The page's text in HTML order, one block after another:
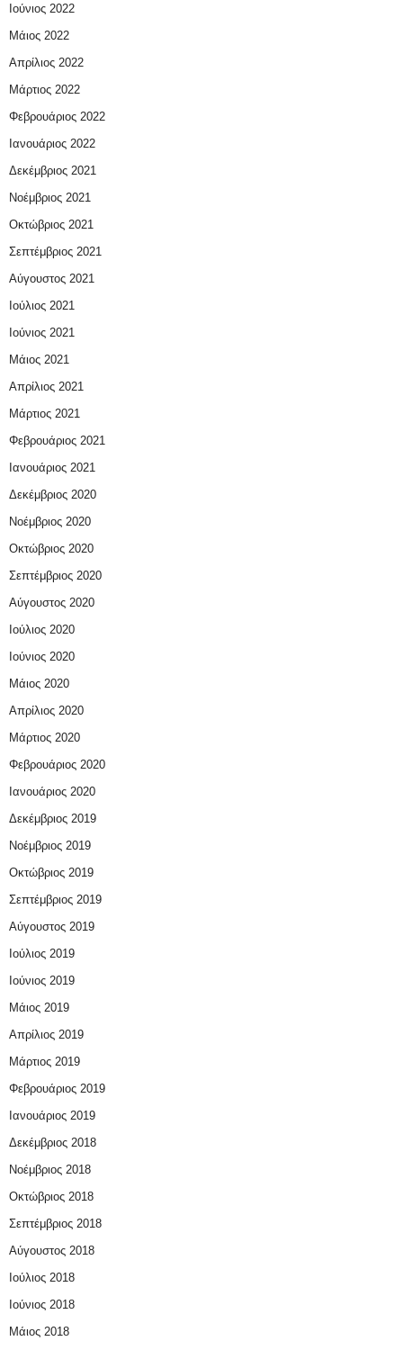
Ιούνιος 2022
Μάιος 2022
Απρίλιος 2022
Μάρτιος 2022
Φεβρουάριος 2022
Ιανουάριος 2022
Δεκέμβριος 2021
Νοέμβριος 2021
Οκτώβριος 2021
Σεπτέμβριος 2021
Αύγουστος 2021
Ιούλιος 2021
Ιούνιος 2021
Μάιος 2021
Απρίλιος 2021
Μάρτιος 2021
Φεβρουάριος 2021
Ιανουάριος 2021
Δεκέμβριος 2020
Νοέμβριος 2020
Οκτώβριος 2020
Σεπτέμβριος 2020
Αύγουστος 2020
Ιούλιος 2020
Ιούνιος 2020
Μάιος 2020
Απρίλιος 2020
Μάρτιος 2020
Φεβρουάριος 2020
Ιανουάριος 2020
Δεκέμβριος 2019
Νοέμβριος 2019
Οκτώβριος 2019
Σεπτέμβριος 2019
Αύγουστος 2019
Ιούλιος 2019
Ιούνιος 2019
Μάιος 2019
Απρίλιος 2019
Μάρτιος 2019
Φεβρουάριος 2019
Ιανουάριος 2019
Δεκέμβριος 2018
Νοέμβριος 2018
Οκτώβριος 2018
Σεπτέμβριος 2018
Αύγουστος 2018
Ιούλιος 2018
Ιούνιος 2018
Μάιος 2018